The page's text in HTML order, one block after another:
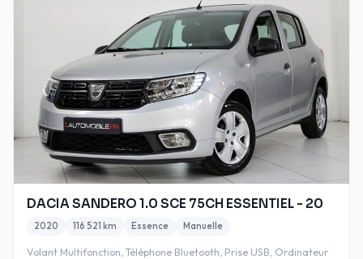
DACIA SANDERO 1.0 SCE 75CH ESSENTIEL - 20
2020 116 521 km Essence Manuelle
Volant Multifonction, Téléphone Bluetooth, Prise USB, Ordinateur